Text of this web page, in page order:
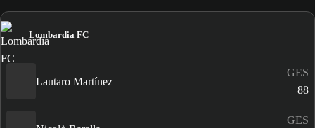
Lombardia FC
Lautaro Martínez
GES
88
GES